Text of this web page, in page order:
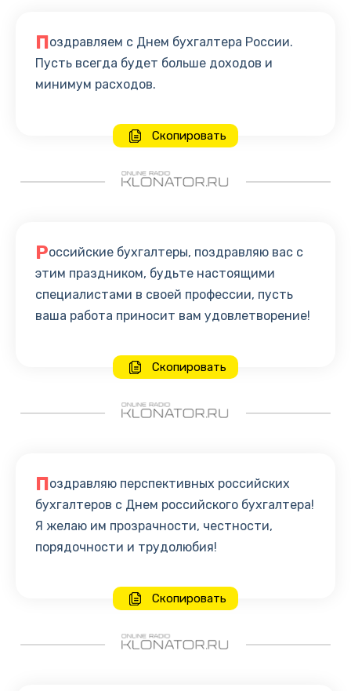
Поздравляем с Днем бухгалтера России.
Пусть всегда будет больше доходов и
минимум расходов.
Скопировать
Российские бухгалтеры, поздравляю вас с
этим праздником, будьте настоящими
специалистами в своей профессии, пусть
ваша работа приносит вам удовлетворение!
Скопировать
Поздравляю перспективных российских
бухгалтеров с Днем российского бухгалтера!
Я желаю им прозрачности, честности,
порядочности и трудолюбия!
Скопировать